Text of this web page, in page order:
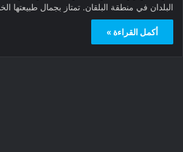
البلدان في منطقة البلقان. تمتاز بجمال طبيعتها
أكمل القراءة »